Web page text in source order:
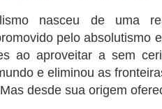
nasceu de uma
pelo absolutismo
ao aproveitar a sem
e eliminou as
desde sua origem